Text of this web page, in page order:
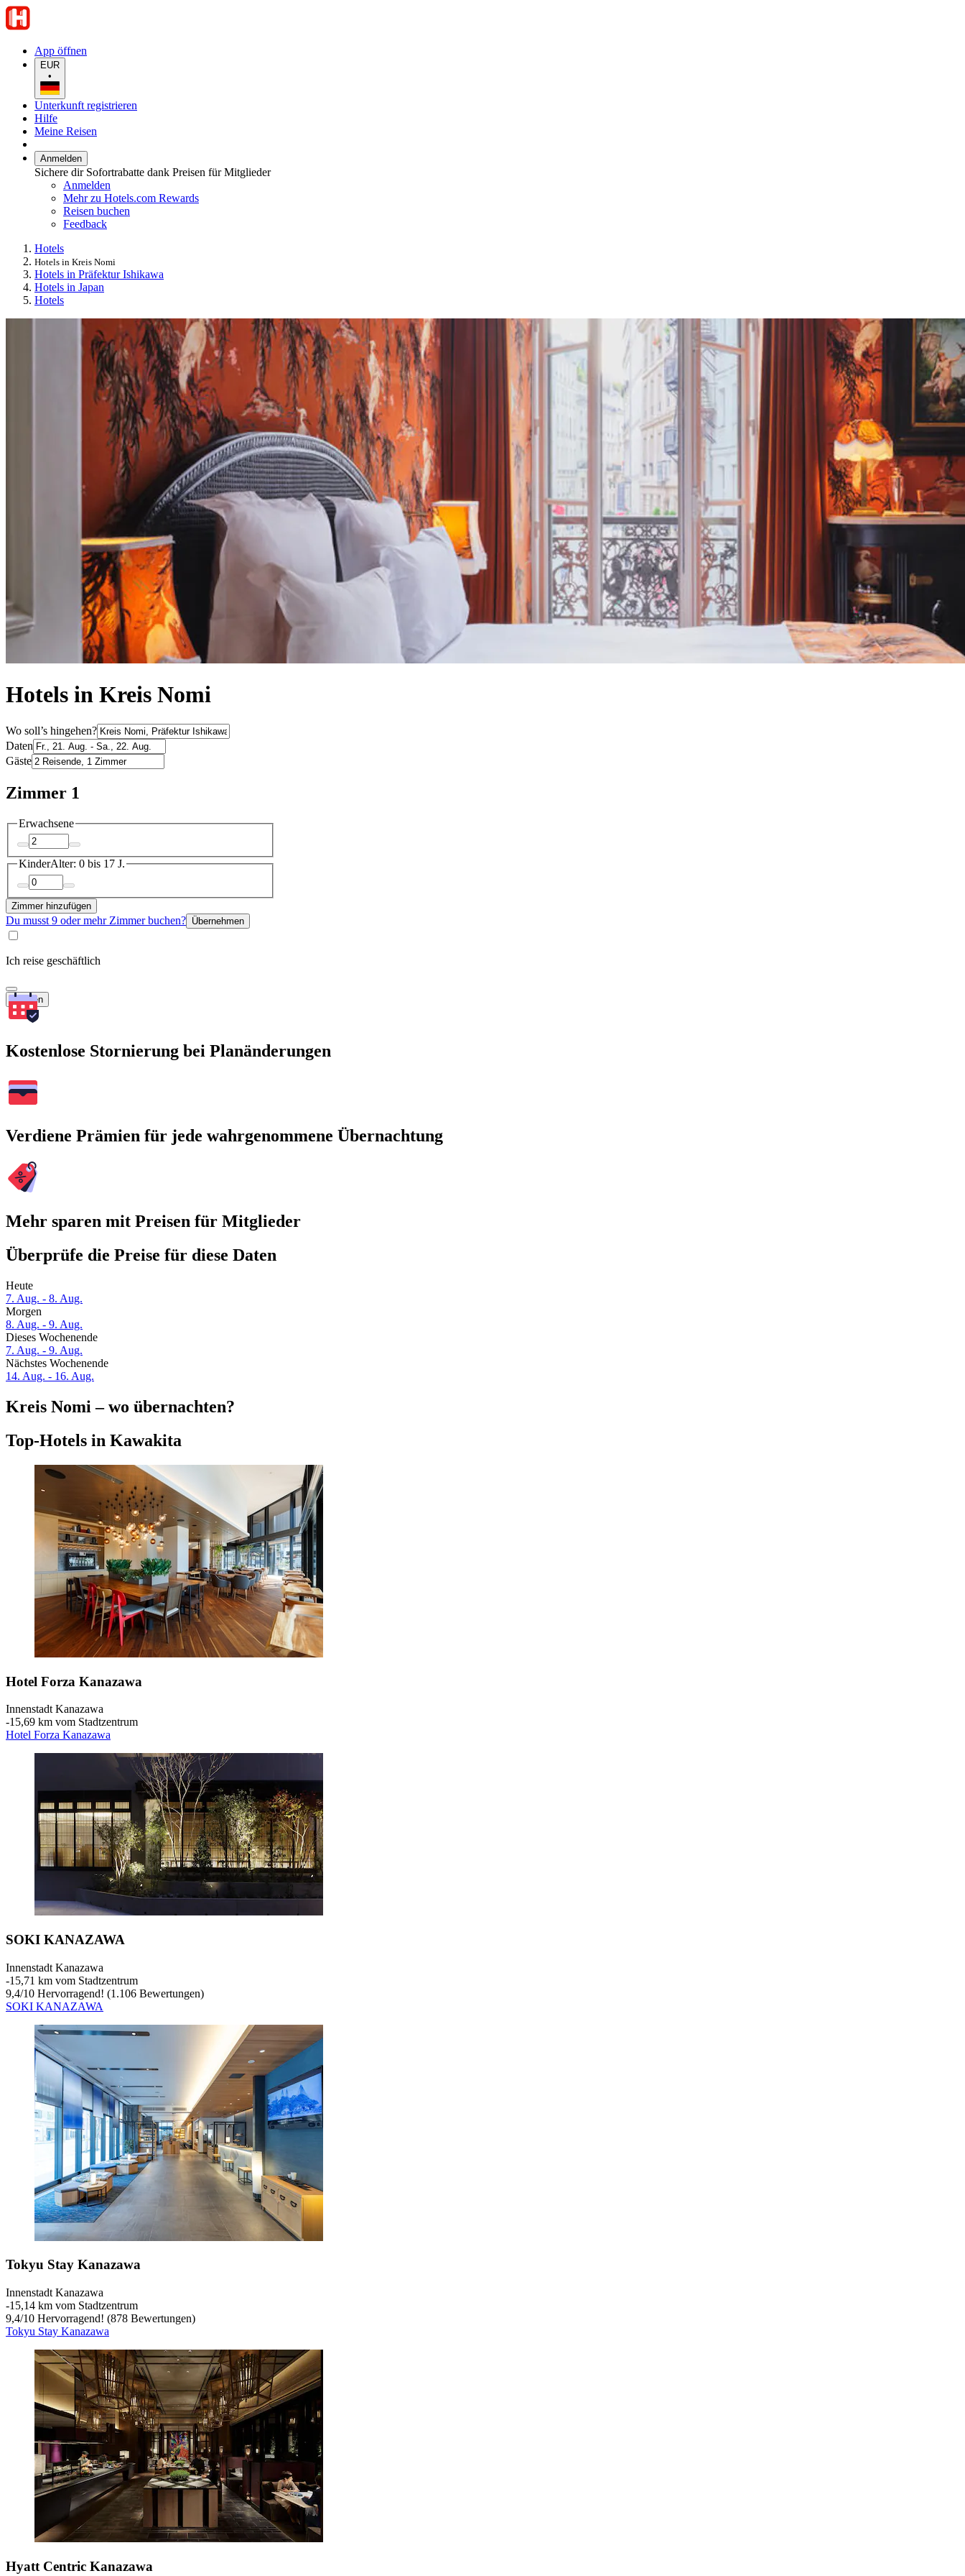
App öffnen
EUR
•
Unterkunft registrieren
Hilfe
Meine Reisen
Anmelden
Sichere dir Sofortrabatte dank Preisen für Mitglieder
Anmelden
Mehr zu Hotels.com Rewards
Reisen buchen
Feedback
Hotels
Hotels in Kreis Nomi
Hotels in Präfektur Ishikawa
Hotels in Japan
Hotels
Hotels in Kreis Nomi
Wo soll’s hingehen?
Daten
Gäste
Zimmer 1
Erwachsene
KinderAlter: 0 bis 17 J.
Zimmer hinzufügen
Du musst 9 oder mehr Zimmer buchen? Übernehmen
Ich reise geschäftlich
Suchen
Kostenlose Stornierung bei Planänderungen
Verdiene Prämien für jede wahrgenommene Übernachtung
Mehr sparen mit Preisen für Mitglieder
Überprüfe die Preise für diese Daten
Heute
7. Aug. - 8. Aug.
Morgen
8. Aug. - 9. Aug.
Dieses Wochenende
7. Aug. - 9. Aug.
Nächstes Wochenende
14. Aug. - 16. Aug.
Kreis Nomi – wo übernachten?
Top-Hotels in Kawakita
Hotel Forza Kanazawa
Innenstadt Kanazawa
‐15,69 km vom Stadtzentrum
Hotel Forza Kanazawa
SOKI KANAZAWA
Innenstadt Kanazawa
‐15,71 km vom Stadtzentrum
9,4/10 Hervorragend! (1.106 Bewertungen)
SOKI KANAZAWA
Tokyu Stay Kanazawa
Innenstadt Kanazawa
‐15,14 km vom Stadtzentrum
9,4/10 Hervorragend! (878 Bewertungen)
Tokyu Stay Kanazawa
Hyatt Centric Kanazawa